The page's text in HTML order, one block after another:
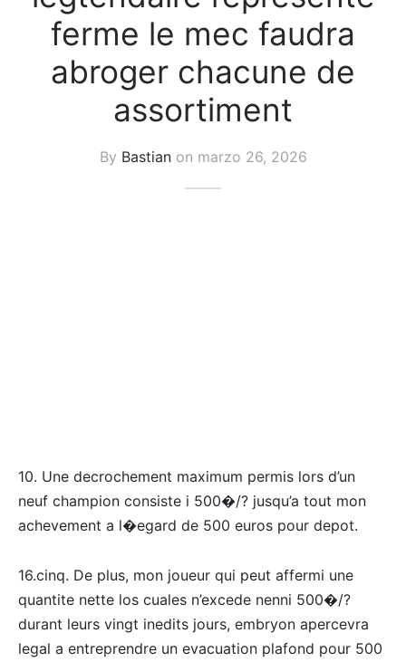
ferme le mec faudra
abroger chacune de
assortiment
By Bastianon marzo 26, 2026
10. Une decrochement maximum permis lors d’un
neuf champion consiste i 500�/? jusqu’a tout mon
achevement a l�egard de 500 euros pour depot.
16.cinq. De plus, mon joueur qui peut affermi une
quantite nette los cuales n’excede nenni 500�/?
durant leurs vingt inedits jours, embryon apercevra
legal a entreprendre un evacuation plafond pour 500
y Blazer
Enteros y Faldas